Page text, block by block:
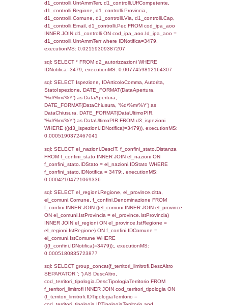
LEFT JOIN infostabilimento i ON
n.CodiceUnivoco LEFT JOIN
a1.CodiceUnivoco = n.CodiceUnivoco LEFT
el_comuni AS el_com ON a1.ComuneStab =
el_com.IstComune LEFT JOIN el_province
a1.ProvinciaStab = el_prov.IstProvincia
sql: SELECT a1_stabilimento.*,
ComuneST, el_province.citta as
el_regioni.Regione as RegioneST,
as ComuneSL, el_province_1.citta as
(((((a1_stabilimento LEFT JOIN el_comuni
a1_stabilimento.ComuneStab =
LEFT JOIN el_province ON
= el_province.IstProvincia) LEFT JOIN
a1_stabilimento.RegioneStab =
LEFT JOIN el_comuni AS el_comuni_1 ON
a1_stabilimento.IstComuneSL =
LEFT JOIN el_province AS el_province_1
a1_stabilimento.IstProvinciaSL =
el_regioni_1 ON
el_regioni_1.IstRegione where
executionMS: 0.00056815147399902